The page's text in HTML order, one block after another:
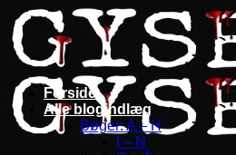
Fortsæt
til
indhold
Forside
Alle blogindlæg
Bøger: A – H
I – N